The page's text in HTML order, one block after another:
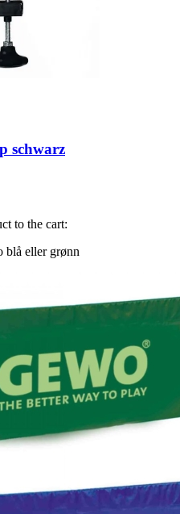
schwarz
to the cart:
blå eller grønn